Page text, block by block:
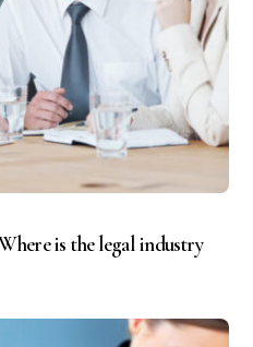
is the legal industry